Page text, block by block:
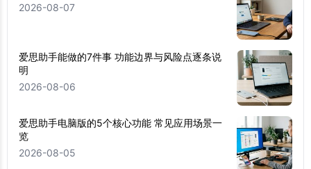
2026-08-07
爱思助手能做的7件事 功能边界与风险点逐条说
明
2026-08-06
爱思助手电脑版的5个核心功能 常见应用场景一
览
2026-08-05